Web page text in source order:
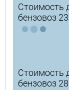
Стоимость
бензовоз
Стоимость
бензовоз